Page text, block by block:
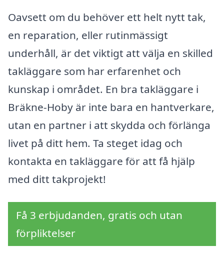
Oavsett om du behöver ett helt nytt tak,
en reparation, eller rutinmässigt
underhåll, är det viktigt att välja en skilled
takläggare som har erfarenhet och
kunskap i området. En bra takläggare i
Bräkne-Hoby är inte bara en hantverkare,
utan en partner i att skydda och förlänga
livet på ditt hem. Ta steget idag och
kontakta en takläggare för att få hjälp
med ditt takprojekt!
Få 3 erbjudanden, gratis och utan
förpliktelser